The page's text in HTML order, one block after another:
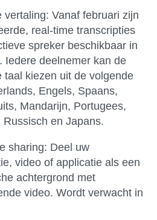
vertaling: Vanaf februari zijn
real-time transcripties
spreker beschikbaar in
Iedere deelnemer kan de
taal kiezen uit de volgende
, Engels, Spaans,
Mandarijn, Portugees,
Russisch en Japans.
sharing: Deel uw
video of applicatie als een
achtergrond met
video. Wordt verwacht in